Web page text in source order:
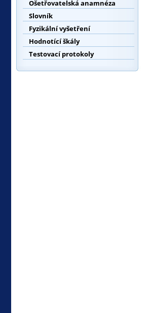
Ošetřovatelská anamnéza
Slovník
Fyzikální vyšetření
Hodnotící škály
Testovací protokoly